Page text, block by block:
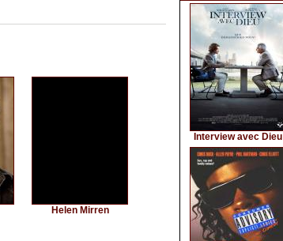
Helen Mirren
Interview avec Dieu